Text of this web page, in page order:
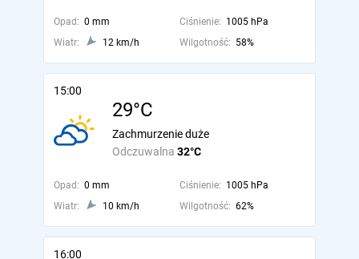
Opad: 0 mm Ciśnienie: 1005 hPa
Wiatr:
12 km/h Wilgotność: 58%
15:00
29°C
Odczuwalna 32°C
Zachmurzenie duże
Opad: 0 mm Ciśnienie: 1005 hPa
Wiatr:
10 km/h Wilgotność: 62%
16:00